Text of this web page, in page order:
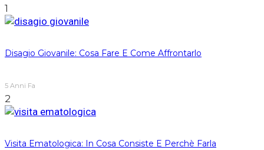
1
Disagio Giovanile: Cosa Fare E Come Affrontarlo
5 Anni Fa
2
Visita Ematologica: In Cosa Consiste E Perchè Farla